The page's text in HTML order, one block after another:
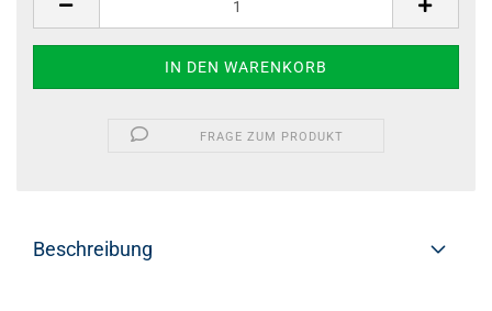
FRAGE ZUM PRODUKT
Beschreibung